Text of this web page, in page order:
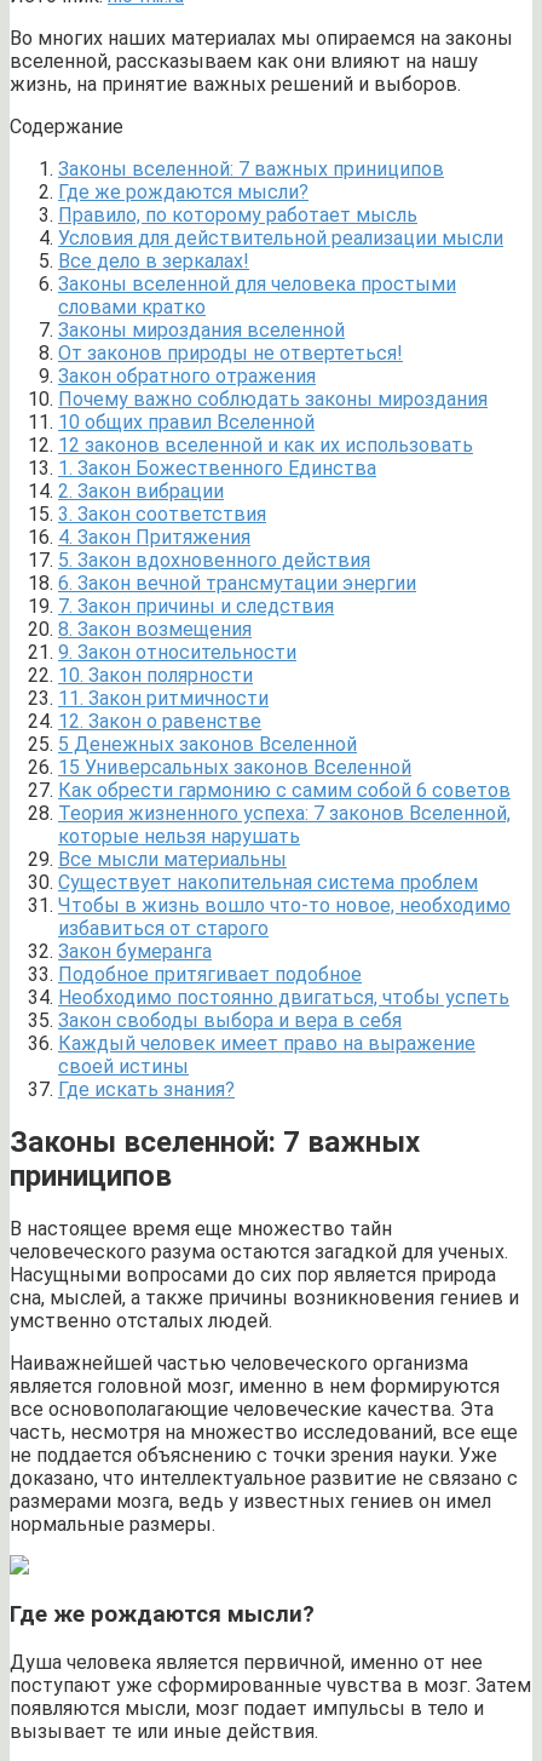
Во многих наших материалах мы опираемся на законы
вселенной, рассказываем как они влияют на нашу
жизнь, на принятие важных решений и выборов.
Содержание
Законы вселенной: 7 важных приниципов
Где же рождаются мысли?
Правило, по которому работает мысль
Условия для действительной реализации мысли
Все дело в зеркалах!
Законы вселенной для человека простыми
словами кратко
Законы мироздания вселенной
От законов природы не отвертеться!
Закон обратного отражения
Почему важно соблюдать законы мироздания
10 общих правил Вселенной
12 законов вселенной и как их использовать
1. Закон Божественного Единства
2. Закон вибрации
3. Закон соответствия
4. Закон Притяжения
5. Закон вдохновенного действия
6. Закон вечной трансмутации энергии
7. Закон причины и следствия
8. Закон возмещения
9. Закон относительности
10. Закон полярности
11. Закон ритмичности
12. Закон о равенстве
5 Денежных законов Вселенной
15 Универсальных законов Вселенной
Как обрести гармонию с самим собой 6 советов
Теория жизненного успеха: 7 законов Вселенной,
которые нельзя нарушать
Все мысли материальны
Существует накопительная система проблем
Чтобы в жизнь вошло что-то новое, необходимо
избавиться от старого
Закон бумеранга
Подобное притягивает подобное
Необходимо постоянно двигаться, чтобы успеть
Закон свободы выбора и вера в себя
Каждый человек имеет право на выражение
своей истины
Где искать знания?
Законы вселенной: 7 важных
приниципов
В настоящее время еще множество тайн
человеческого разума остаются загадкой для ученых.
Насущными вопросами до сих пор является природа
сна, мыслей, а также причины возникновения гениев и
умственно отсталых людей.
Наиважнейшей частью человеческого организма
является головной мозг, именно в нем формируются
все основополагающие человеческие качества. Эта
часть, несмотря на множество исследований, все еще
не поддается объяснению с точки зрения науки. Уже
доказано, что интеллектуальное развитие не связано с
размерами мозга, ведь у известных гениев он имел
нормальные размеры.
Где же рождаются мысли?
Душа человека является первичной, именно от нее
поступают уже сформированные чувства в мозг. Затем
появляются мысли, мозг подает импульсы в тело и
вызывает те или иные действия.